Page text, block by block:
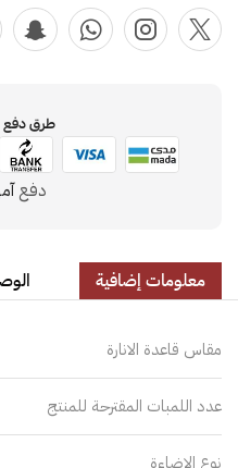
طرق
دفع
معلومات إضافية
مقاس قاعدة الانارة
عدد اللمبات المقترحة للمنتج
نوع الإضاءة